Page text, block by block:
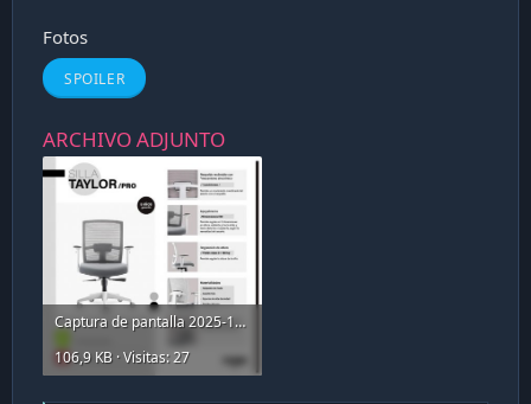
Fotos
SPOILER
ARCHIVO ADJUNTO
Captura de pantalla 2025-10-11 161313.jpg
106,9 KB · Visitas: 27